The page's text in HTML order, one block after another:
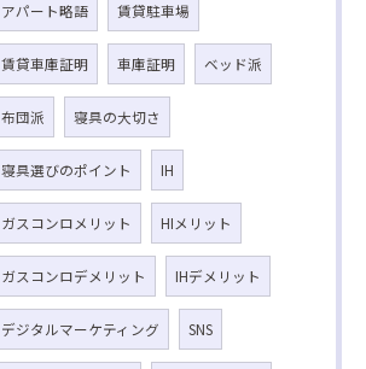
アパート略語 賃貸駐車場
賃貸車庫証明 車庫証明 ベッド派
布団派 寝具の大切さ
寝具選びのポイント IH
ガスコンロメリット HIメリット
ガスコンロデメリット IHデメリット
デジタルマーケティング SNS